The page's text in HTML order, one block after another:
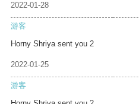
2022-01-28
游客
Horny Shriya sent you 2
2022-01-25
游客